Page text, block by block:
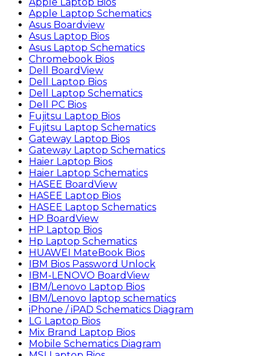
Apple Laptop Bios
Apple Laptop Schematics
Asus Boardview
Asus Laptop Bios
Asus Laptop Schematics
Chromebook Bios
Dell BoardView
Dell Laptop Bios
Dell Laptop Schematics
Dell PC Bios
Fujitsu Laptop Bios
Fujitsu Laptop Schematics
Gateway Laptop Bios
Gateway Laptop Schematics
Haier Laptop Bios
Haier Laptop Schematics
HASEE BoardView
HASEE Laptop Bios
HASEE Laptop Schematics
HP BoardView
HP Laptop Bios
Hp Laptop Schematics
HUAWEI MateBook Bios
IBM Bios Password Unlock
IBM-LENOVO BoardView
IBM/Lenovo Laptop Bios
IBM/Lenovo laptop schematics
iPhone / iPAD Schematics Diagram
LG Laptop Bios
Mix Brand Laptop Bios
Mobile Schematics Diagram